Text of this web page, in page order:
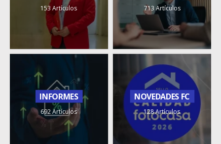
153 Artículos 713 Artículos
INFORMES
692 Artículos
NOVEDADES FC
128 Artículos